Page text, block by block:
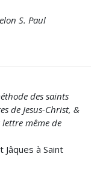
S. Paul
des saints
de Jesus-Christ, &
lettre même de
Jâques à Saint